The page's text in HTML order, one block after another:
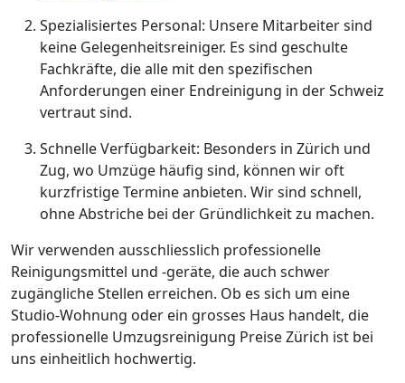
Spezialisiertes Personal: Unsere Mitarbeiter sind
keine Gelegenheitsreiniger. Es sind geschulte
Fachkräfte, die alle mit den spezifischen
Anforderungen einer Endreinigung in der Schweiz
vertraut sind.
Schnelle Verfügbarkeit: Besonders in Zürich und
Zug, wo Umzüge häufig sind, können wir oft
kurzfristige Termine anbieten. Wir sind schnell,
ohne Abstriche bei der Gründlichkeit zu machen.
Wir verwenden ausschliesslich professionelle
Reinigungsmittel und -geräte, die auch schwer
zugängliche Stellen erreichen. Ob es sich um eine
Studio-Wohnung oder ein grosses Haus handelt, die
professionelle Umzugsreinigung Preise Zürich ist bei
uns einheitlich hochwertig.